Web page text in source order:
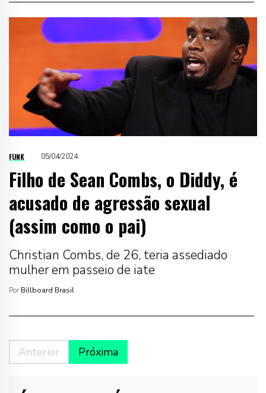
FUNK 05/04/2024
Filho de Sean Combs, o Diddy, é
acusado de agressão sexual
(assim como o pai)
Christian Combs, de 26, teria assediado
mulher em passeio de iate
Por Billboard Brasil
Anterior Próxima